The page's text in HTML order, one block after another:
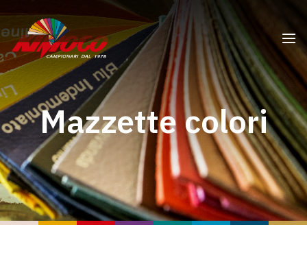
Mazzette colori